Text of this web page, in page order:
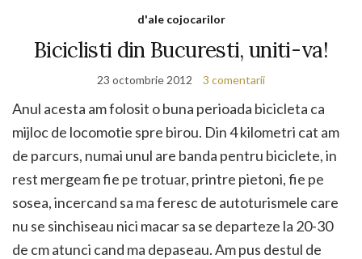
d'ale cojocarilor
Biciclisti din Bucuresti, uniti-va!
23 octombrie 2012 3 comentarii
Anul acesta am folosit o buna perioada bicicleta ca
mijloc de locomotie spre birou. Din 4 kilometri cat am
de parcurs, numai unul are banda pentru biciclete, in
rest mergeam fie pe trotuar, printre pietoni, fie pe
sosea, incercand sa ma feresc de autoturismele care
nu se sinchiseau nici macar sa se departeze la 20-30
de cm atunci cand ma depaseau. Am pus destul de